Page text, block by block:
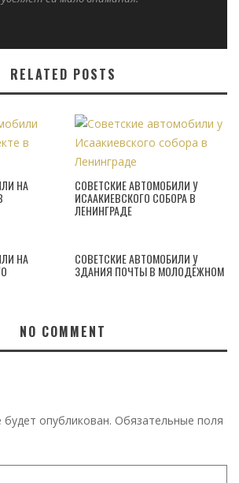
RELATED POSTS
НА СОВЕТСКИЕ АВТОМОБИЛИ У
ИСААКИЕВСКОГО СОБОРА В
ЛЕНИНГРАДЕ
НА СОВЕТСКИЕ АВТОМОБИЛИ У
ЗДАНИЯ ПОЧТЫ В МОЛОДЁЖНОМ
NO COMMENT
опубликован. Обязательные поля